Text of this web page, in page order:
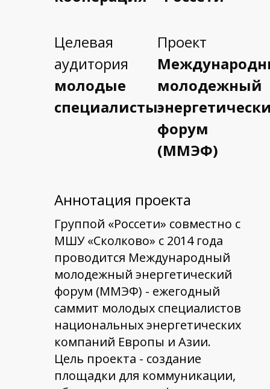
Целевая
аудитория
молодые
специалисты
Проект
молодежный
форум
(ММЭФ)
Аннотация проекта
Группой «Россети» совместно с
МШУ «Сколково» с 2014 года
проводится Международный
молодежный энергетический
форум (ММЭФ) - ежегодный
саммит молодых специалистов
национальных энергетических
компаний Европы и Азии.
Цель проекта - создание
площадки для коммуникации,